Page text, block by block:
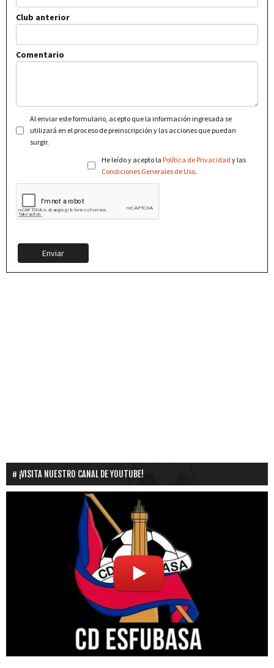
Club anterior
Comentario
Al enviar este formulario, acepto que la información ingresada se
utilizará en el proceso de preinscripción y las acciones que puedan
surgir.
He leído y acepto la Política de Privacidad y las
Condiciones Generales de Uso.
Enviar
¡VISITA NUESTRO CANAL DE YOUTUBE!